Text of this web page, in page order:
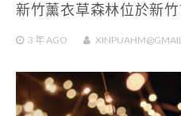
新竹薰衣草森林位於新
3 年AGO